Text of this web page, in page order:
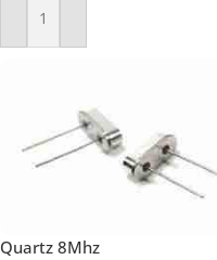
Ajouter Au Panier
Quartz 8Mhz